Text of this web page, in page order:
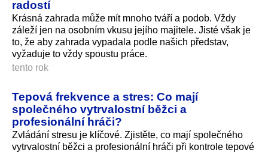
radostí
Krásná zahrada může mít mnoho tváří a podob. Vždy
záleží jen na osobním vkusu jejího majitele. Jisté však je
to, že aby zahrada vypadala podle našich představ,
vyžaduje to vždy spoustu práce.
tento rok
Tepová frekvence a stres: Co mají
společného vytrvalostní běžci a
profesionální hráči?
Zvládání stresu je klíčové. Zjistěte, co mají společného
vytrvalostní běžci a profesionální hráči při kontrole tepové